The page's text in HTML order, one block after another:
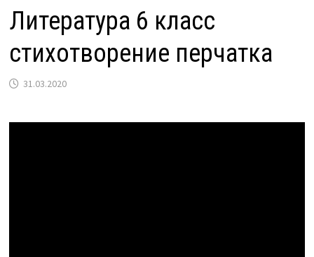
Литература 6 класс
стихотворение перчатка
31.03.2020